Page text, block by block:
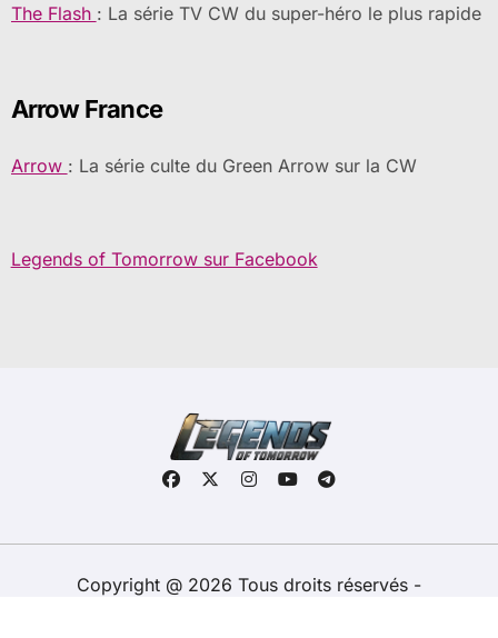
The Flash : La série TV CW du super-héro le plus rapide
Arrow France
Arrow : La série culte du Green Arrow sur la CW
Legends of Tomorrow sur Facebook
Copyright @ 2026 Tous droits réservés -